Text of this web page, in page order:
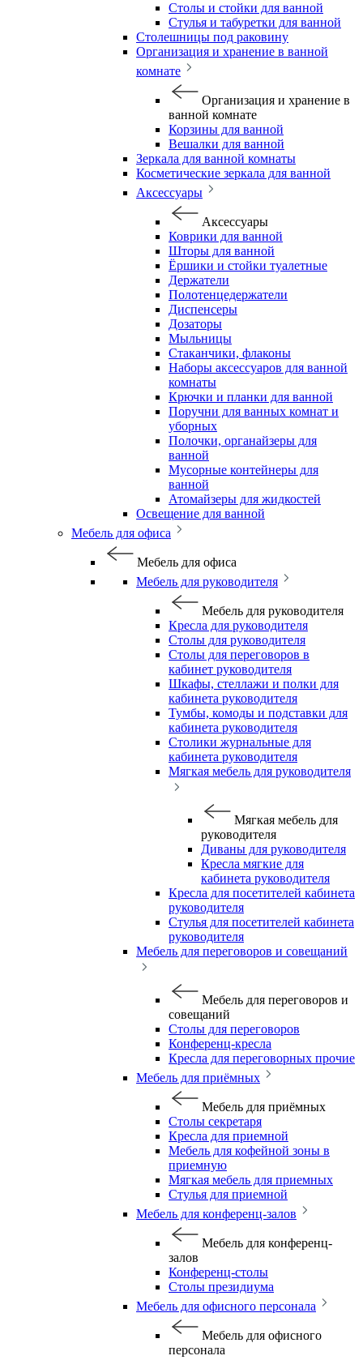
Столы и стойки для ванной
Стулья и табуретки для ванной
Столешницы под раковину
Организация и хранение в ванной
комнате
Организация и хранение в
ванной комнате
Корзины для ванной
Вешалки для ванной
Зеркала для ванной комнаты
Косметические зеркала для ванной
Аксессуары
Аксессуары
Коврики для ванной
Шторы для ванной
Ёршики и стойки туалетные
Держатели
Полотенцедержатели
Диспенсеры
Дозаторы
Мыльницы
Стаканчики, флаконы
Наборы аксессуаров для ванной
комнаты
Крючки и планки для ванной
Поручни для ванных комнат и
уборных
Полочки, органайзеры для
ванной
Мусорные контейнеры для
ванной
Атомайзеры для жидкостей
Освещение для ванной
Мебель для офиса
Мебель для офиса
Мебель для руководителя
Мебель для руководителя
Кресла для руководителя
Столы для руководителя
Столы для переговоров в
кабинет руководителя
Шкафы, стеллажи и полки для
кабинета руководителя
Тумбы, комоды и подставки для
кабинета руководителя
Столики журнальные для
кабинета руководителя
Мягкая мебель для руководителя
Мягкая мебель для
руководителя
Диваны для руководителя
Кресла мягкие для
кабинета руководителя
Кресла для посетителей кабинета
руководителя
Стулья для посетителей кабинета
руководителя
Мебель для переговоров и совещаний
Мебель для переговоров и
совещаний
Столы для переговоров
Конференц-кресла
Кресла для переговорных прочие
Мебель для приёмных
Мебель для приёмных
Столы секретаря
Кресла для приемной
Мебель для кофейной зоны в
приемную
Мягкая мебель для приемных
Стулья для приемной
Мебель для конференц-залов
Мебель для конференц-
залов
Конференц-столы
Столы президиума
Мебель для офисного персонала
Мебель для офисного
персонала